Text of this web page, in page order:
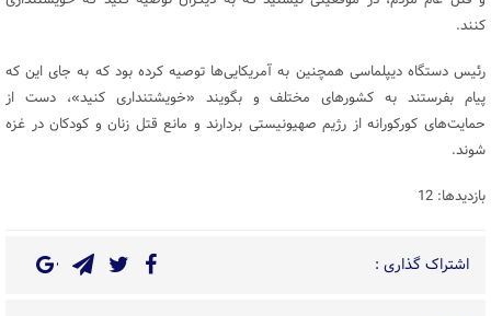
کنند.
رئیس دستگاه دیپلماسی همچنین به آمریکایی‌ها توصیه کرده بود که به جای این که
پیام بفرستند به کشورهای مختلف و بگویند «خویشتنداری کنید»، دست از
حمایت‌های کورکورانه از رژیم صهیونیستی بردارند و مانع قتل زنان و کودکان در غزه
شوند.
بازدیدها: 12
اشتراک گذاری :